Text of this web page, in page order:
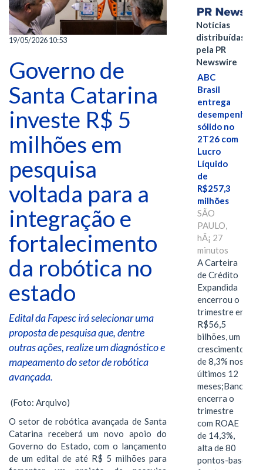
19/05/2026 10:53
Governo de
Santa Catarina
investe R$ 5
milhões em
pesquisa
voltada para a
integração e
fortalecimento
da robótica no
estado
Edital da Fapesc irá selecionar uma
proposta de pesquisa que, dentre
outras ações, realize um diagnóstico e
mapeamento do setor de robótica
avançada.
(Foto: Arquivo)
O setor de robótica avançada de Santa
Catarina receberá um novo apoio do
Governo do Estado, com o lançamento
de um edital de até R$ 5 milhões para
Notícias
distribuídas
pela PR
Newswire
ABC
Brasil
entrega
desempenho
sólido no
2T26 com
Lucro
Líquido
de
R$257,3
milhões
SÃO
PAULO,
hÃ¡ 27
minutos
A Carteira
de Crédito
Expandida
encerrou o
trimestre em
R$56,5
bilhões, um
crescimento
de 8,3% nos
últimos 12
meses;Banco
encerra o
trimestre
com ROAE
de 14,3%,
alta de 80
pontos-base